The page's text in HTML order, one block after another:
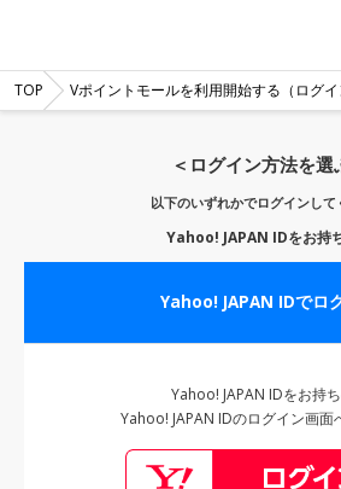
TOP Vポイントモールを利用開始する（ログイ
＜ログイン方法を選
以下のいずれかでログインして
Yahoo! JAPAN IDをお持
Yahoo! JAPAN IDでロ
Yahoo! JAPAN IDをお持
Yahoo! JAPAN IDのログイン画面